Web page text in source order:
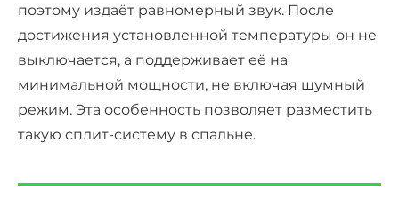
поэтому издаёт равномерный звук. После
достижения установленной температуры он не
выключается, а поддерживает её на
минимальной мощности, не включая шумный
режим. Эта особенность позволяет разместить
такую сплит-систему в спальне.